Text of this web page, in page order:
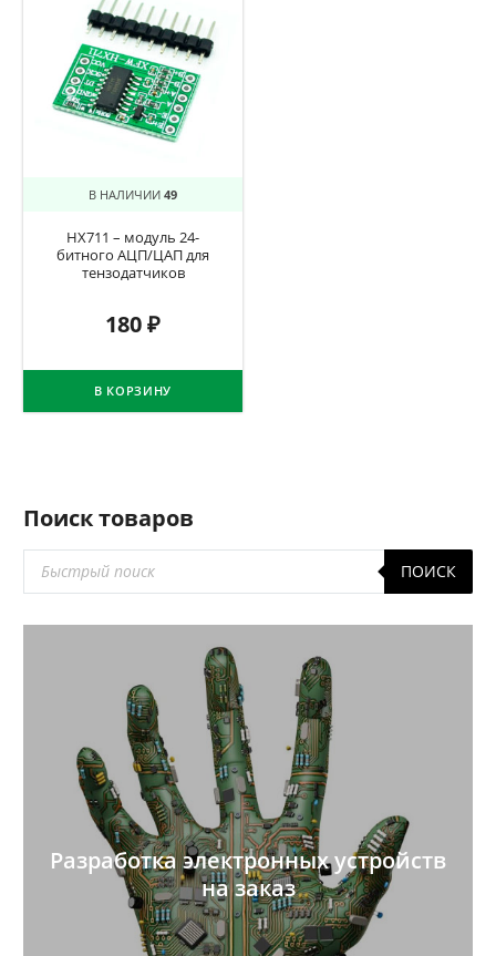
В НАЛИЧИИ 49
HX711 – модуль 24-
битного АЦП/ЦАП для
тензодатчиков
180₽
В КОРЗИНУ
Поиск товаров
товаров
ПОИСК
Разработка электронных устройств
на заказ